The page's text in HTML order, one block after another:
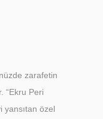
zarafetin
“Ekru Peri
yansıtan özel